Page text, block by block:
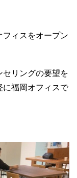
ィスをオープン
リングの要望を
に福岡オフィスで